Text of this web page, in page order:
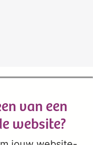
van een
website?